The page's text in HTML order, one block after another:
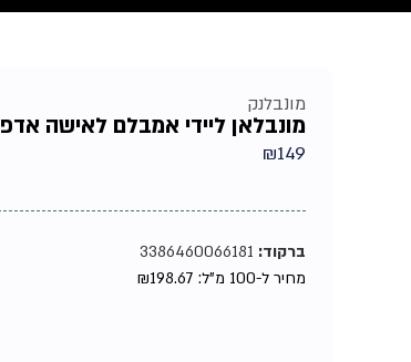
מונבלנק
מונבלאן ליידי אמבלם לאישה אדפ 75מל
₪149
ברקוד:
מחיר ל-100 מ"ל:
₪198.67